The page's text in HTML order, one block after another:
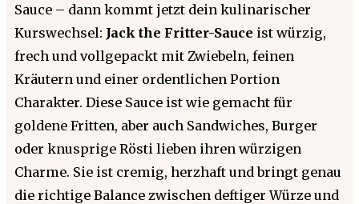
Sauce – dann kommt jetzt dein kulinarischer
Kurswechsel: Jack the Fritter-Sauce ist würzig,
frech und vollgepackt mit Zwiebeln, feinen
Kräutern und einer ordentlichen Portion
Charakter. Diese Sauce ist wie gemacht für
goldene Fritten, aber auch Sandwiches, Burger
oder knusprige Rösti lieben ihren würzigen
Charme. Sie ist cremig, herzhaft und bringt genau
die richtige Balance zwischen deftiger Würze und